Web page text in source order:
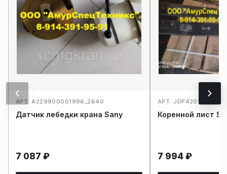
АРТ: A229900001996_2640
Датчик лебедки крана Sany
7 087 ₽
АРТ: JDP4201_2630
Коренной лист
7 994 ₽